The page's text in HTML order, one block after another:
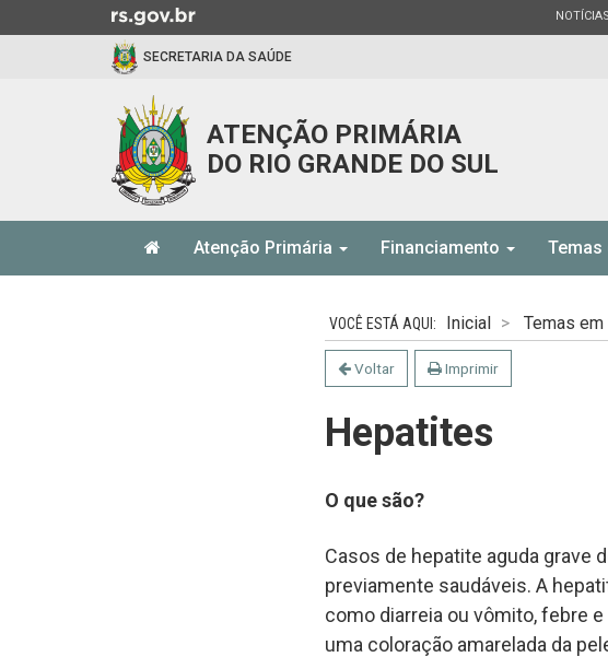
para
Ir
a
ESTADO
NOTÍCIAS
SECRETARIA DA SAÚDE
ATENÇÃO PRIMÁRIA
DO RIO GRANDE DO SUL
Atenção Primária Financiamento Temas
Inicial Temas em
Voltar Imprimir
Hepatites
O que são?
Casos de hepatite aguda grave
previamente saudáveis. A
como diarreia ou vômito, febre
uma coloração amarelada da